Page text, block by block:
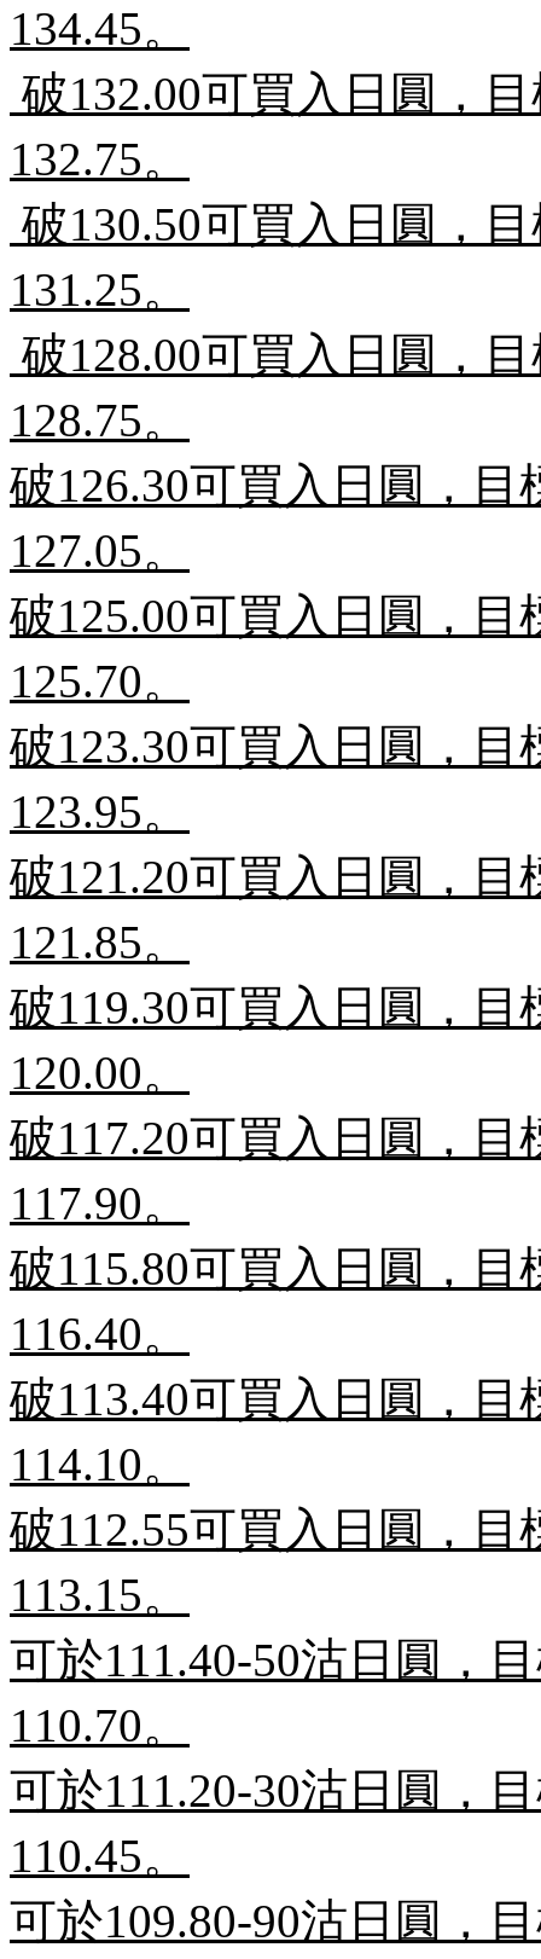
134.45。
破132.00可買入日圓，
132.75。
破130.50可買入日圓，
131.25。
破128.00可買入日圓，
128.75。
破126.30可買入日圓，目
127.05。
破125.00可買入日圓，目
125.70。
破123.30可買入日圓，目
123.95。
破121.20可買入日圓，目
121.85。
破119.30可買入日圓，目
120.00。
破117.20可買入日圓，目
117.90。
破115.80可買入日圓，目
116.40。
破113.40可買入日圓，目
114.10。
破112.55可買入日圓，目
113.15。
可於111.40-50沽日圓，
110.70。
可於111.20-30沽日圓，
110.45。
可於109.80-90沽日圓，